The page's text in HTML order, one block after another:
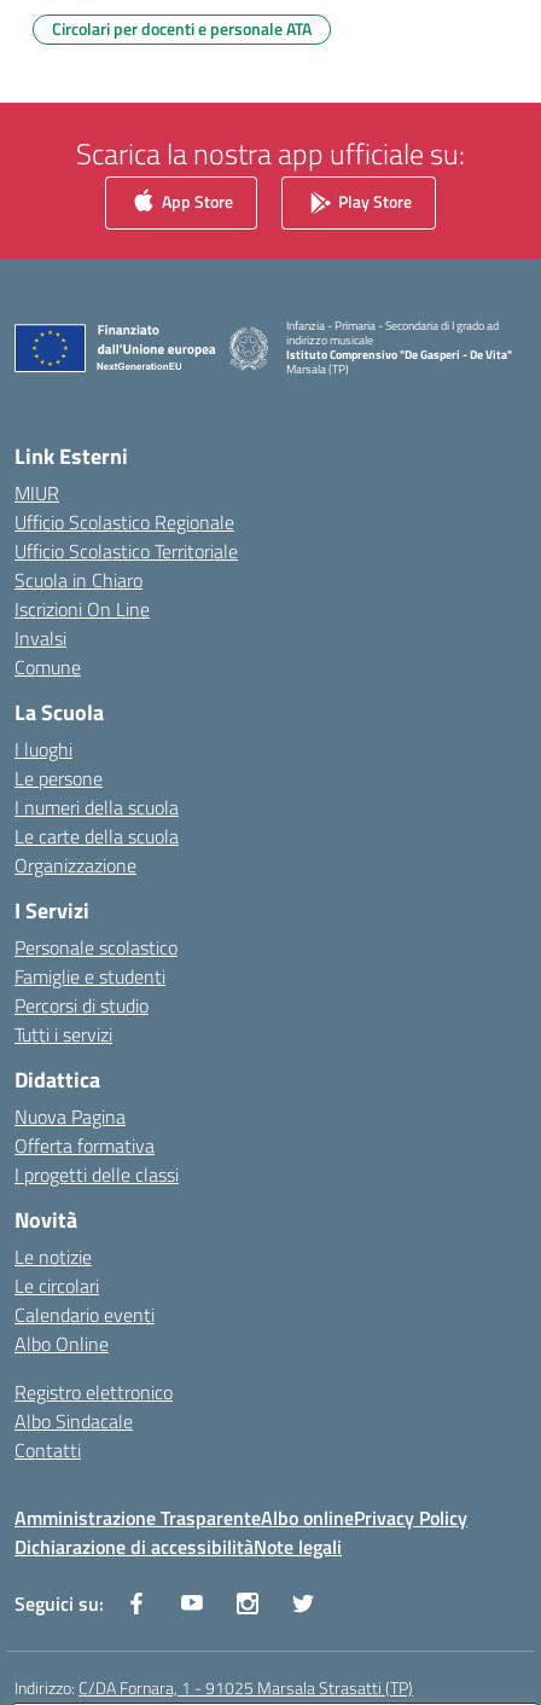
Circolari per docenti e personale ATA
Scarica la nostra app ufficiale su:
App Store Play Store
Infanzia - Primaria - Secondaria di I grado ad
indirizzo musicale
Istituto Comprensivo "De Gasperi - De Vita"
Marsala (TP)
Link Esterni
MIUR
Ufficio Scolastico Regionale
Ufficio Scolastico Territoriale
Scuola in Chiaro
Iscrizioni On Line
Invalsi
Comune
La Scuola
I luoghi
Le persone
I numeri della scuola
Le carte della scuola
Organizzazione
I Servizi
Personale scolastico
Famiglie e studenti
Percorsi di studio
Tutti i servizi
Didattica
Nuova Pagina
Offerta formativa
I progetti delle classi
Novità
Le notizie
Le circolari
Calendario eventi
Albo Online
Registro elettronico
Albo Sindacale
Contatti
Amministrazione TrasparenteAlbo onlinePrivacy Policy
Dichiarazione di accessibilitàNote legali
Seguici su:
Indirizzo: C/DA Fornara, 1 - 91025 Marsala Strasatti (TP)